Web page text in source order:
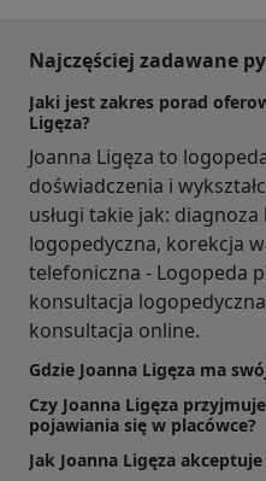
Najczęściej zadawane
Jaki jest zakres porad
Ligęza?
Joanna Ligęza to
doświadczenia i
usługi takie jak:
logopedyczna, korekcja
telefoniczna - Logopeda
konsultacja
konsultacja online.
Gdzie Joanna Ligęza ma
Czy Joanna Ligęza
pojawiania się w placówce?
Jak Joanna Ligęza